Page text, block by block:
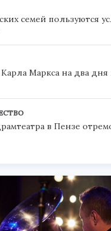
семей пользуются
Маркса на два дня
в Пензе